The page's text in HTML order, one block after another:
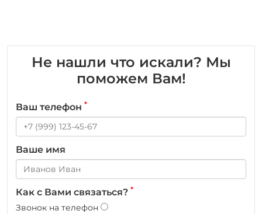
Не нашли что искали? Мы
поможем Вам!
Ваш телефон *
Ваше имя
Как с Вами связаться? *
Звонок на телефон